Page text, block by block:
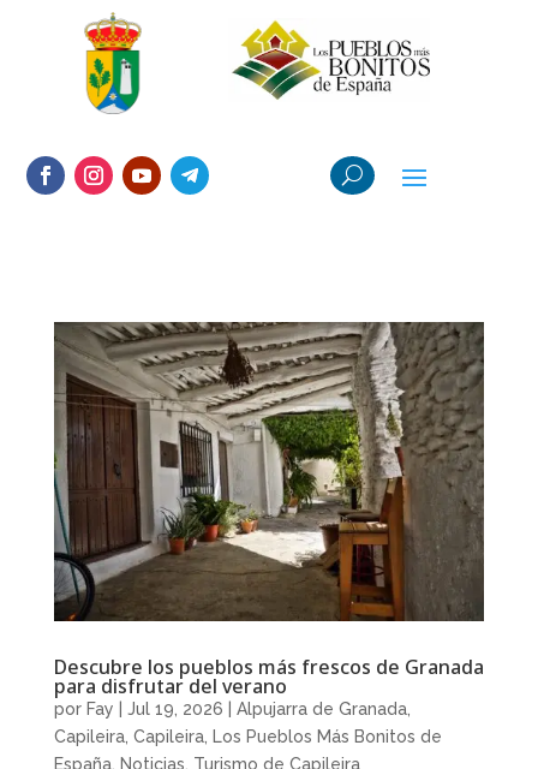
Descubre los pueblos más frescos de Granada
para disfrutar del verano
por Fay Jul 19, 2026 Alpujarra de Granada,
Capileira, Capileira, Los Pueblos Más Bonitos de
España, Noticias, Turismo de Capileira